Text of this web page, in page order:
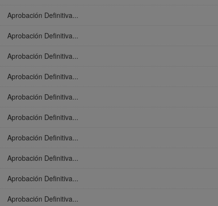
Aprobación Definitiva...
Aprobación Definitiva...
Aprobación Definitiva...
Aprobación Definitiva...
Aprobación Definitiva...
Aprobación Definitiva...
Aprobación Definitiva...
Aprobación Definitiva...
Aprobación Definitiva...
Aprobación Definitiva...